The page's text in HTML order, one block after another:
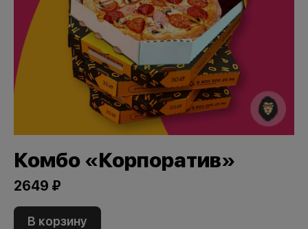
Комбо «Корпоратив»
2649 ₽
В корзину